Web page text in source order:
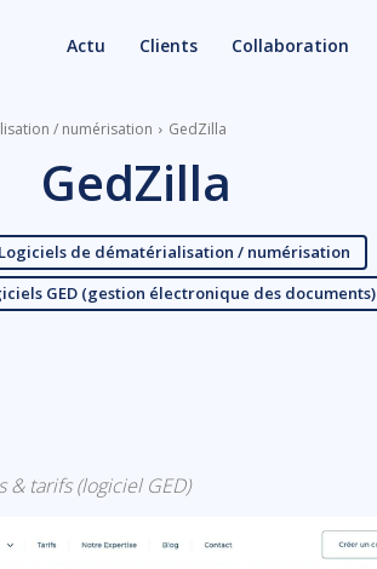
Actu Clients Collaboration
/ numérisation GedZilla
GedZilla
de dématérialisation / numérisation
GED (gestion électronique des documents)
& tarifs (logiciel GED)